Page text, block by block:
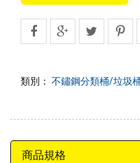
類別： 不鏽鋼分類桶/垃圾
商品規格